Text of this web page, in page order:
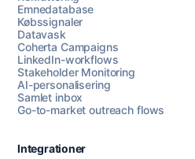
Emnedatabase
Købssignaler
Datavask
Coherta Campaigns
LinkedIn-workflows
Stakeholder Monitoring
AI-personalisering
Samlet inbox
Go-to-market outreach flows
Integrationer